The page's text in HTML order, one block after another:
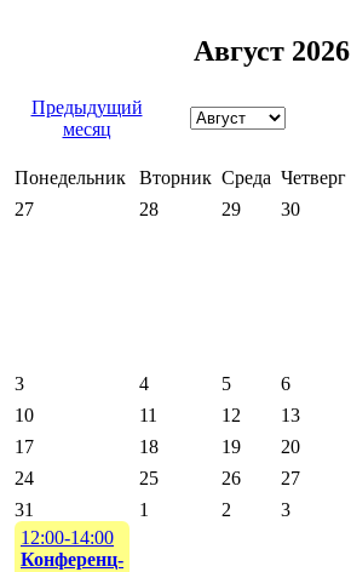
Август 2026
Предыдущий
месяц
Понедельник Вторник Среда Четверг
27
28 29 30
3 4 5 6
10
11 12 13
17
18 19 20
24
25 26 27
31
12:00-14:00
Конференц-
1 2 3